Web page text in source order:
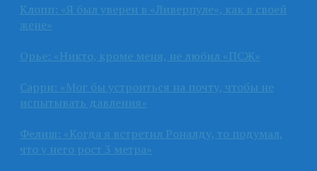
Клопп: «Я был уверен в «Ливерпуле», как в своей
жене»
Орье: «Никто, кроме меня, не любил «ПСЖ»
Сарри: «Мог бы устроиться на почту, чтобы не
испытывать давления»
Фелиш: «Когда я встретил Роналду, то подумал,
что у него рост 3 метра»